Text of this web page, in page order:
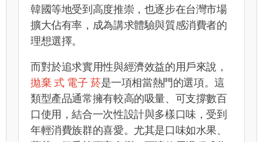
韓國等地受到高度推崇，也逐步在台灣市場
擴大佔有率，成為講求體驗與質感消費者的
理想選擇。
而對於追求實用性與經濟效益的用戶來說，
拋棄 式 電子 菸是一項相當熱門的選項。這
類型產品通常擁有較高的吸量、可支撐數百
口使用，結合一次性設計與多樣口味，受到
年輕消費族群的喜愛。尤其是口味如水果、